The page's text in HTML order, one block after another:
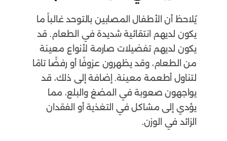
يُلاحظ أن الأطفال المصابين بالتوحد غالباً ما
يكون لديهم انتقائية شديدة في الطعام. قد
يكون لديهم تفضيلات صارمة لأنواع معينة
من الطعام، وقد يظهرون عزوفًا أو رفضًا تامًا
لتناول أطعمة معينة. إضافة إلى ذلك، قد
يواجهون صعوبة في المضغ والبلع، مما
يؤدي إلى مشاكل في التغذية أو الفقدان
الزائد في الوزن.